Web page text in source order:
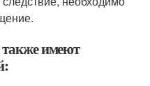
имеют